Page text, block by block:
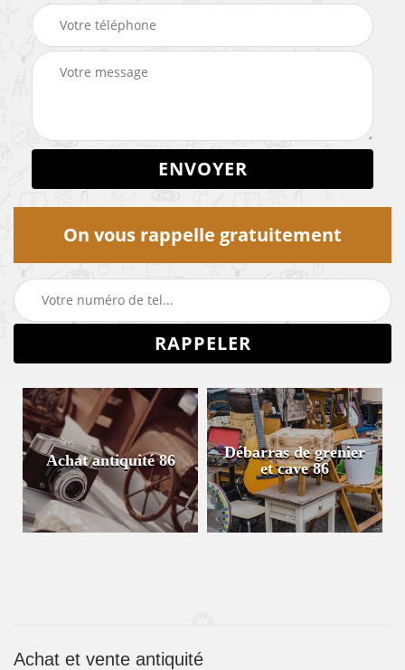
On vous rappelle gratuitement
Achat antiquité 86
Débarras de grenier
et cave 86
Achat et vente antiquité